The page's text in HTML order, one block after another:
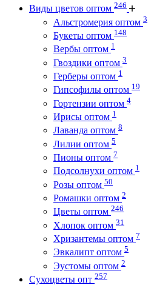
Виды цветов оптом 246
Альстромерия оптом 3
Букеты оптом 148
Вербы оптом 1
Гвоздики оптом 3
Герберы оптом 1
Гипсофилы оптом 19
Гортензии оптом 4
Ирисы оптом 1
Лаванда оптом 8
Лилии оптом 5
Пионы оптом 7
Подсолнухи оптом 1
Розы оптом 50
Ромашки оптом 2
Цветы оптом 246
Хлопок оптом 31
Хризантемы оптом 7
Эвкалипт оптом 5
Эустомы оптом 2
Сухоцветы опт 257